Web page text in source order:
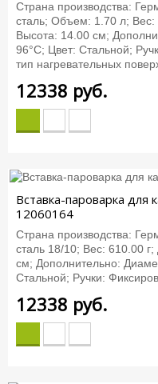
Страна производства:
сталь; Объем: 1.70 л;
Высота: 14.00 см;
96°C; Цвет: Стальной;
тип нагревательных
12338 руб.
Вставка-пароварка для
12060164
Страна производства:
сталь 18/10; Вес: 610.00
см; Дополнительно:
Стальной; Ручки:
12338 руб.